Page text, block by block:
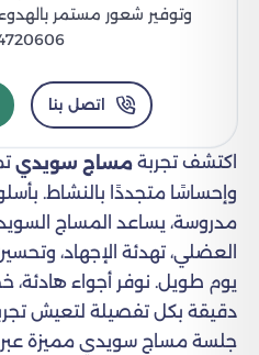
وتوفير شعور مستمر
اتصل بنا
اكتشف تجربة مساج سويدي
وإحساسًا متجددًا بالنشاط.
مدروسة، يساعد المساج
العضلي، تهدئة الإجهاد،
يوم طويل. نوفر أجواء هادئة،
دقيقة بكل تفصيلة لتعيش
جلسة مساج سويدي مميزة عبر